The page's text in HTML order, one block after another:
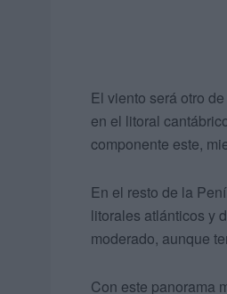
El viento será otro
en el litoral
componente este,
En el resto de la
litorales atlánticos y
moderado, aunque
Con este panorama